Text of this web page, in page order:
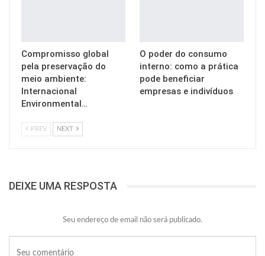
Compromisso global
pela preservação do
meio ambiente:
Internacional
Environmental…
O poder do consumo
interno: como a prática
pode beneficiar
empresas e indivíduos
PREV NEXT
DEIXE UMA RESPOSTA
Seu endereço de email não será publicado.